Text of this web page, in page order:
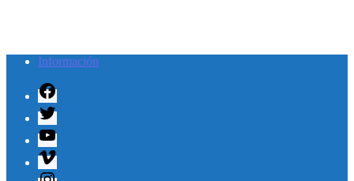
Información
Facebook
Twitter
Youtube
Vimeo
Instagram